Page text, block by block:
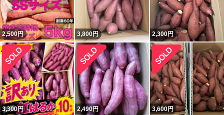
2,500円 3,800円 2,300円
3,300円 2,490円 3,600円